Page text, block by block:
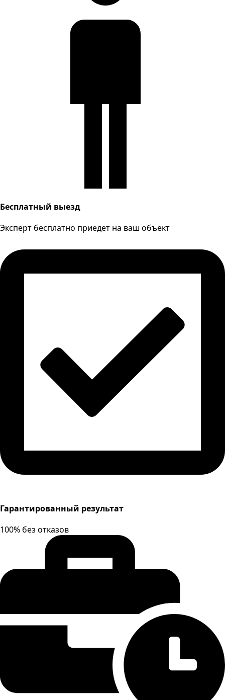
Бесплатный выезд
Эксперт бесплатно приедет на ваш объект
Гарантированный результат
100% без отказов